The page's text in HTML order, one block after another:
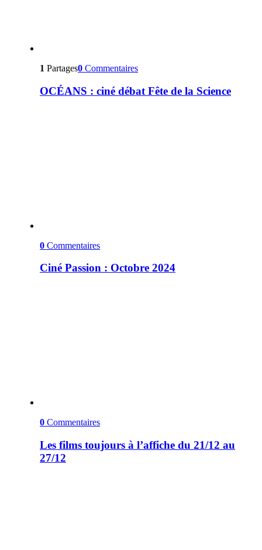
1 Partages0 Commentaires
OCÉANS : ciné débat Fête de la Science
0 Commentaires
Ciné Passion : Octobre 2024
0 Commentaires
Les films toujours à l’affiche du 21/12 au
27/12